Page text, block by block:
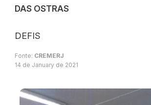
DAS OSTRAS
DEFIS
Fonte: CREMERJ
14 de January de 2021